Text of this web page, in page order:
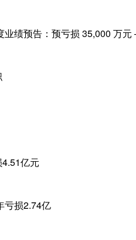
业绩预告：预亏损 35,000 万元
亿元
亏损2.74亿